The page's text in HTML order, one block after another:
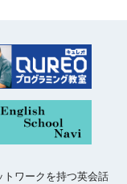
ワークを持つ英会話